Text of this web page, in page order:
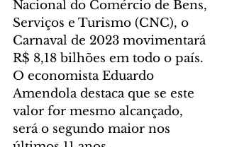
Nacional do Comércio de Bens,
Serviços e Turismo (CNC), o
Carnaval de 2023 movimentará
R$ 8,18 bilhões em todo o país.
O economista Eduardo
Amendola destaca que se este
valor for mesmo alcançado,
será o segundo maior nos